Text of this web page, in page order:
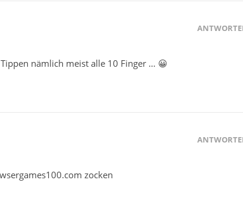
nämlich meist alle 10 Finger … 😀
zocken